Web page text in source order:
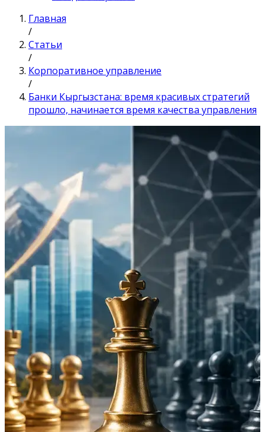
Главная
/
Статьи
/
Корпоративное управление
/
Банки Кыргызстана: время красивых стратегий
прошло, начинается время качества управления